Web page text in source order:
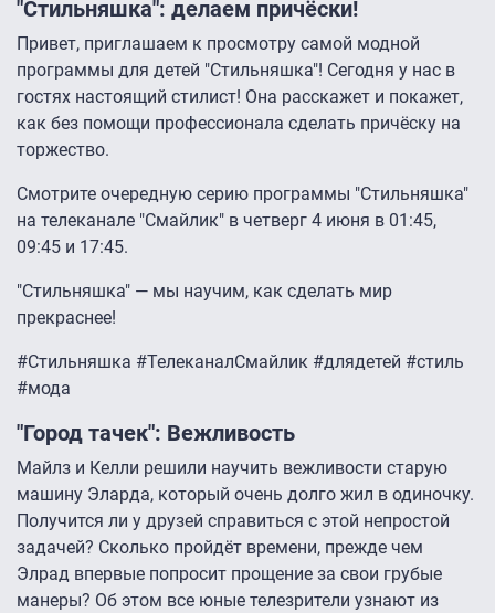
"Стильняшка": делаем причёски!
Привет, приглашаем к просмотру самой модной
программы для детей "Стильняшка"! Сегодня у нас в
гостях настоящий стилист! Она расскажет и покажет,
как без помощи профессионала сделать причёску на
торжество.
Смотрите очередную серию программы "Стильняшка"
на телеканале "Смайлик" в четверг 4 июня в 01:45,
09:45 и 17:45.
"Стильняшка" — мы научим, как сделать мир
прекраснее!
#Стильняшка #ТелеканалСмайлик #длядетей #стиль
#мода
"Город тачек": Вежливость
Майлз и Келли решили научить вежливости старую
машину Эларда, который очень долго жил в одиночку.
Получится ли у друзей справиться с этой непростой
задачей? Сколько пройдёт времени, прежде чем
Элрад впервые попросит прощение за свои грубые
манеры? Об этом все юные телезрители узнают из